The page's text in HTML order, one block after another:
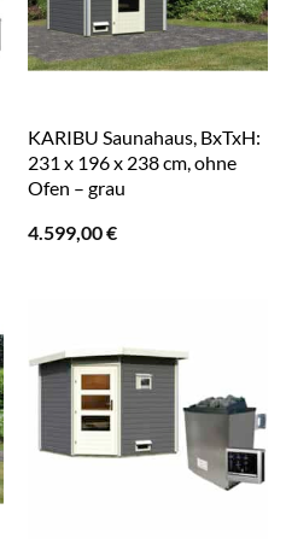
KARIBU Saunahaus, BxTxH:
231 x 196 x 238 cm, ohne
Ofen – grau
4.599,00€